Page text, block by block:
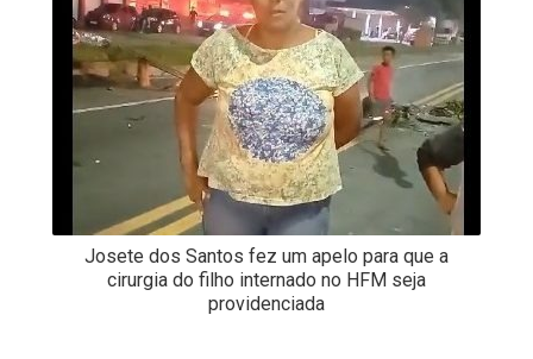
Josete dos Santos fez um apelo para que a
cirurgia do filho internado no HFM seja
providenciada